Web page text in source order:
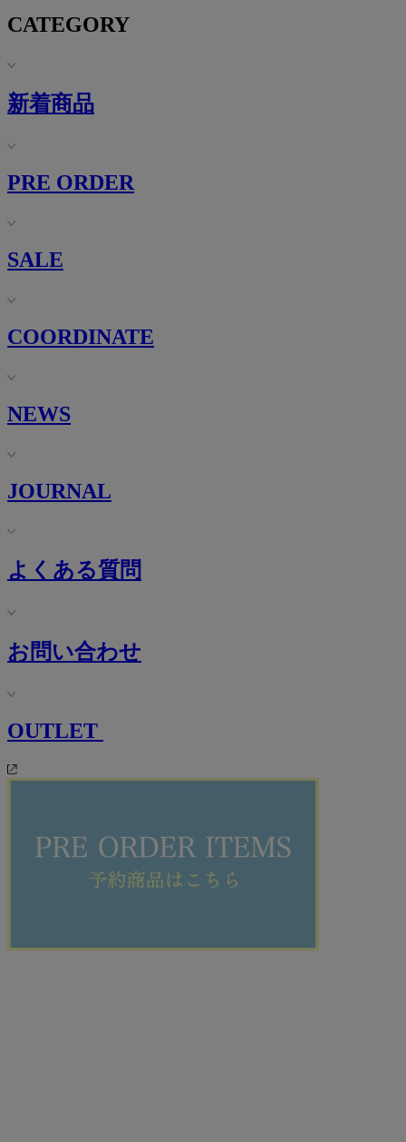
CATEGORY
新着商品
PRE ORDER
SALE
COORDINATE
NEWS
JOURNAL
よくある質問
お問い合わせ
OUTLET